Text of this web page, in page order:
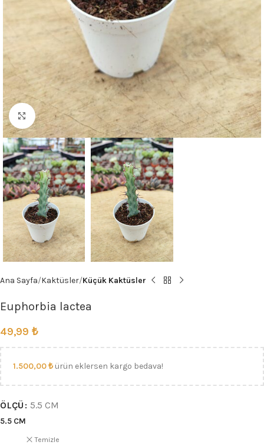
Click to enlarge
Ana Sayfa Kaktüsler Küçük Kaktüsler
Euphorbia lactea
49,99 ₺
1.500,00₺ ürün eklersen kargo bedava!
ÖLÇÜ 5.5 CM
5.5 CM
Temizle